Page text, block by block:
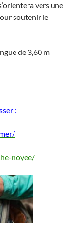
vers une
soutenir le
de 3,60 m
:
noyee/